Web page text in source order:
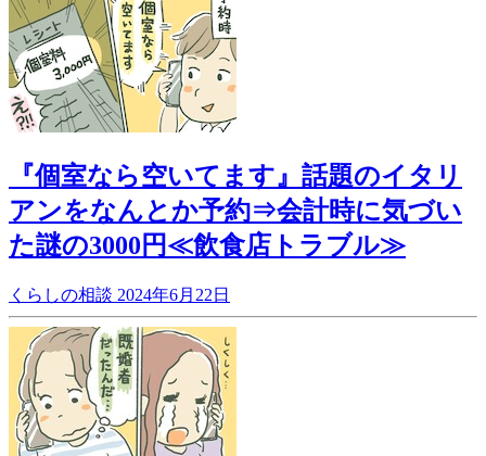
『個室なら空いてます』話題のイタリ
アンをなんとか予約⇒会計時に気づい
た謎の3000円≪飲食店トラブル≫
くらしの相談 2024年6月22日